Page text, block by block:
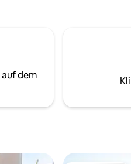
Spaß zu
Ein
Zügen
weniger als 5
dem